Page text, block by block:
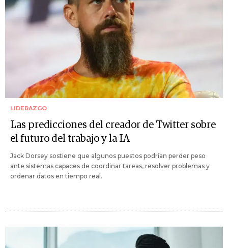
LIDERAZGO
Las predicciones del creador de Twitter sobre
el futuro del trabajo y la IA
Jack Dorsey sostiene que algunos puestos podrían perder peso
ante sistemas capaces de coordinar tareas, resolver problemas y
ordenar datos en tiempo real.